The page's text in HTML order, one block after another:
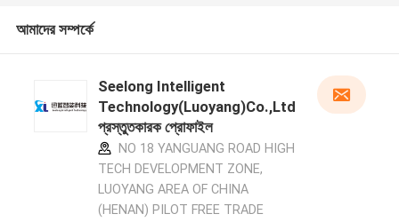
আমাদের সম্পর্কে
Seelong Intelligent
Technology(Luoyang)Co.,Ltd
প্রস্তুতকারক প্রোফাইল
NO 18 YANGUANG ROAD HIGH
TECH DEVELOPMENT ZONE,
LUOYANG AREA OF CHINA
(HENAN) PILOT FREE TRADE